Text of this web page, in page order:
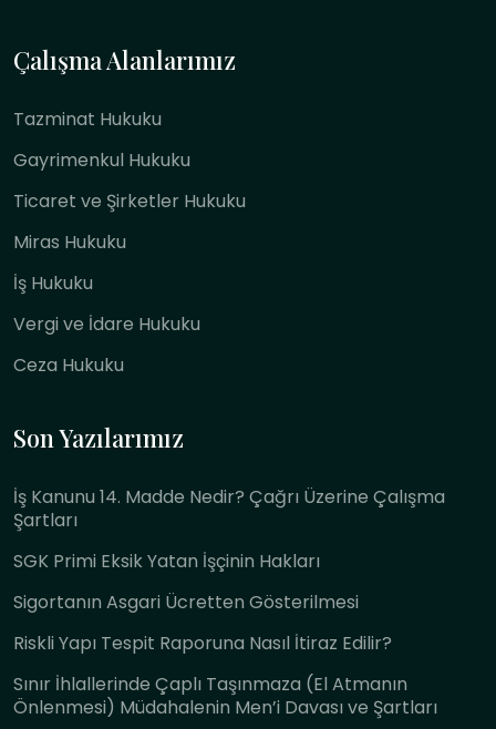
Çalışma Alanlarımız
Tazminat Hukuku
Gayrimenkul Hukuku
Ticaret ve Şirketler Hukuku
Miras Hukuku
İş Hukuku
Vergi ve İdare Hukuku
Ceza Hukuku
Son Yazılarımız
İş Kanunu 14. Madde Nedir? Çağrı Üzerine Çalışma
Şartları
SGK Primi Eksik Yatan İşçinin Hakları
Sigortanın Asgari Ücretten Gösterilmesi
Riskli Yapı Tespit Raporuna Nasıl İtiraz Edilir?
Sınır İhlallerinde Çaplı Taşınmaza (El Atmanın
Önlenmesi) Müdahalenin Men’i Davası ve Şartları